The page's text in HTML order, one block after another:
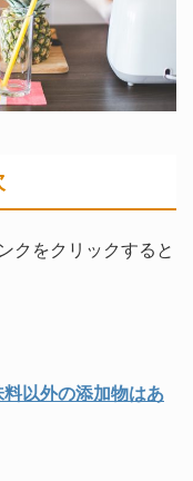
クをクリックすると
以外の添加物はあ